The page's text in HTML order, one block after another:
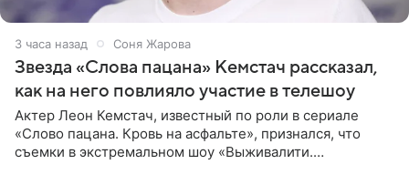
3 часа назад Соня Жарова
Звезда «Слова пацана» Кемстач рассказал,
как на него повлияло участие в телешоу
Актер Леон Кемстач, известный по роли в сериале
«Слово пацана. Кровь на асфальте», признался, что
съемки в экстремальном шоу «Выживалити.